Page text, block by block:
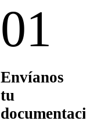
01
Envíanos
tu